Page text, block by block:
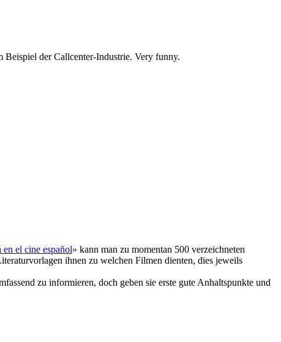
Beispiel der Callcenter-Industrie. Very funny.
el cine español» kann man zu momentan 500 verzeichneten
ihnen zu welchen Filmen dienten, dies jeweils
zu informieren, doch geben sie erste gute Anhaltspunkte und